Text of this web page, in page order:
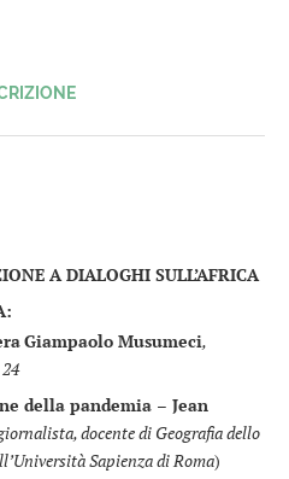
A DIALOGHI SULL’AFRICA
Giampaolo Musumeci,
della pandemia – Jean
docente di Geografia dello
Sapienza di Roma)